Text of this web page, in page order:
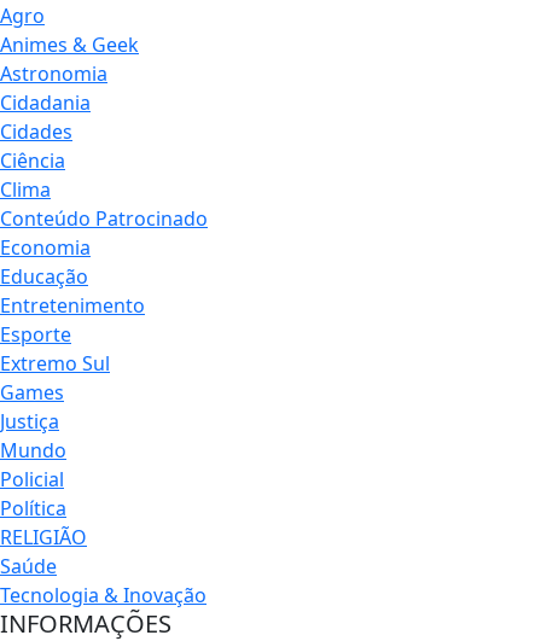
Agro
Animes & Geek
Astronomia
Cidadania
Cidades
Ciência
Clima
Conteúdo Patrocinado
Economia
Educação
Entretenimento
Esporte
Extremo Sul
Games
Justiça
Mundo
Policial
Política
RELIGIÃO
Saúde
Tecnologia & Inovação
INFORMAÇÕES